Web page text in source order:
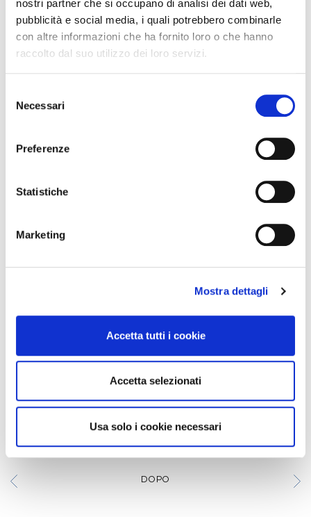
nostri partner che si occupano di analisi dei dati web,
pubblicità e social media, i quali potrebbero combinarle
con altre informazioni che ha fornito loro o che hanno
raccolto dal suo utilizzo dei loro servizi.
delNecessari
Preferenze
Statistiche
Marketing
Mostra dettagli
Accetta tutti i cookie
Accetta selezionati
Usa solo i cookie necessari
centrale
Ponte in zirconia ceramica dell'emiarcata sup. sx
Odontoiatria estetica - Corone metal free
CONTINUA
DOPO